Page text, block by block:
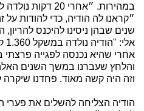
במהירות. ״אחרי 20
״קראנו לה הודיה, כדי להודות
שנים שבהן ניסינו להיכנס
אחרי שהיא נכנסה לפגייה
והלחץ שעברנו במשך השנים
וזה היה קשה מאוד. פחדנו
הודיה הצליחה להשלים את פערי